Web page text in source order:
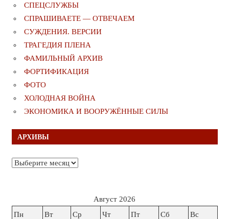
СПЕЦСЛУЖБЫ
СПРАШИВАЕТЕ — ОТВЕЧАЕМ
СУЖДЕНИЯ. ВЕРСИИ
ТРАГЕДИЯ ПЛЕНА
ФАМИЛЬНЫЙ АРХИВ
ФОРТИФИКАЦИЯ
ФОТО
ХОЛОДНАЯ ВОЙНА
ЭКОНОМИКА И ВООРУЖЁННЫЕ СИЛЫ
АРХИВЫ
Архивы
Август 2026
Пн
Вт Ср Чт Пт Сб Вс